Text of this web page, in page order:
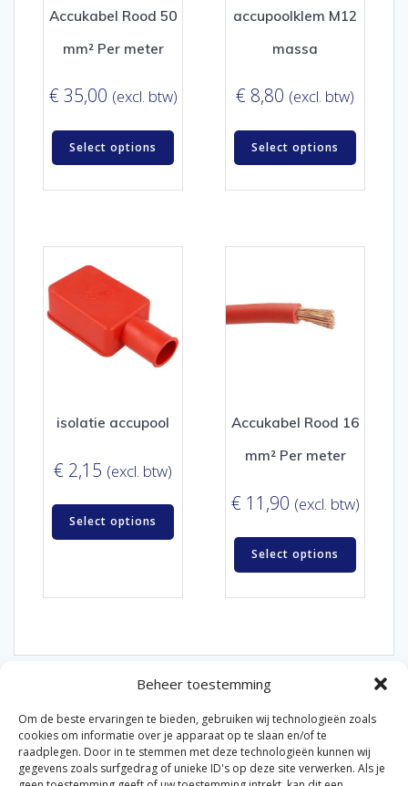
Beheer toestemming
Om de beste ervaringen te bieden, gebruiken wij technologieën zoals
cookies om informatie over je apparaat op te slaan en/of te
raadplegen. Door in te stemmen met deze technologieën kunnen wij
gegevens zoals surfgedrag of unieke ID's op deze site verwerken. Als je
Accukabel Rood 50
mm² Per meter
€ 35,00 (excl. btw)
Select options
accupoolklem M12
massa
€ 8,80 (excl. btw)
Select options
isolatie accupool
€ 2,15 (excl. btw)
Select options
Accukabel Rood 16
mm² Per meter
€ 11,90 (excl. btw)
Select options
© 2026 Van der Bel Las en Radiateurenbedrijf.